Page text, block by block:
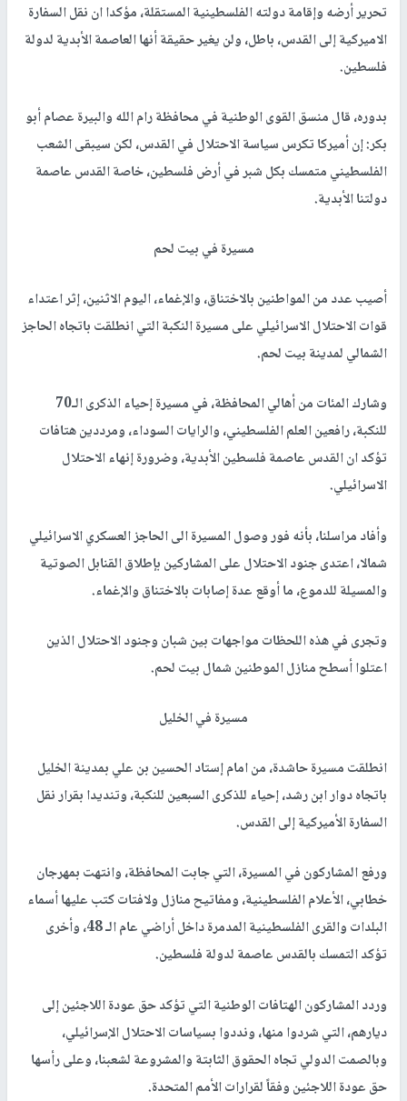
تحرير أرضه وإقامة دولته الفلسطينية المستقلة، مؤكدا ان نقل السفارة
الاميركية إلى القدس، باطل، ولن يغير حقيقة أنها العاصمة الأبدية لدولة
فلسطين.
بدوره، قال منسق القوى الوطنية في محافظة رام الله والبيرة عصام أبو
بكر: إن أميركا تكرس سياسة الاحتلال في القدس، لكن سيبقى الشعب
الفلسطيني متمسك بكل شبر في أرض فلسطين، خاصة القدس عاصمة
دولتنا الأبدية.
مسيرة في بيت لحم
أصيب عدد من المواطنين بالاختناق، والإغماء، اليوم الاثنين، إثر اعتداء
قوات الاحتلال الاسرائيلي على مسيرة النكبة التي انطلقت باتجاه الحاجز
الشمالي لمدينة بيت لحم.
وشارك المئات من أهالي المحافظة، في مسيرة إحياء الذكرى الـ70
للنكبة، رافعين العلم الفلسطيني، والرايات السوداء، ومرددين هتافات
تؤكد ان القدس عاصمة فلسطين الأبدية، وضرورة إنهاء الاحتلال
الاسرائيلي.
وأفاد مراسلنا، بأنه فور وصول المسيرة الى الحاجز العسكري الاسرائيلي
شمالا، اعتدى جنود الاحتلال على المشاركين بإطلاق القنابل الصوتية
والمسيلة للدموع، ما أوقع عدة إصابات بالاختناق والإغماء.
وتجرى في هذه اللحظات مواجهات بين شبان وجنود الاحتلال الذين
اعتلوا أسطح منازل الموطنين شمال بيت لحم.
مسيرة في الخليل
انطلقت مسيرة حاشدة، من امام إستاد الحسين بن علي بمدينة الخليل
باتجاه دوار ابن رشد، إحياء للذكرى السبعين للنكبة، وتنديدا بقرار نقل
السفارة الأميركية إلى القدس.
ورفع المشاركون في المسيرة، التي جابت المحافظة، وانتهت بمهرجان
خطابي، الأعلام الفلسطينية، ومفاتيح منازل ولافتات كتب عليها أسماء
البلدات والقرى الفلسطينية المدمرة داخل أراضي عام الـ 48، وأخرى
تؤكد التمسك بالقدس عاصمة لدولة فلسطين.
وردد المشاركون الهتافات الوطنية التي تؤكد حق عودة اللاجئين إلى
ديارهم، التي شردوا منها، ونددوا بسياسات الاحتلال الإسرائيلي،
وبالصمت الدولي تجاه الحقوق الثابتة والمشروعة لشعبنا، وعلى رأسها
حق عودة اللاجئين وفقاً لقرارات الأمم المتحدة.